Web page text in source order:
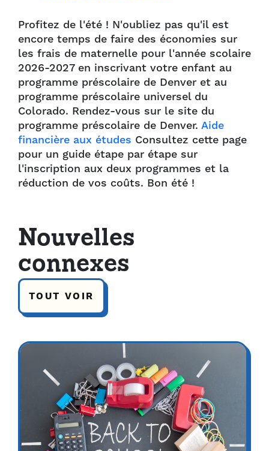
Profitez de l'été ! N'oubliez pas qu'il est
encore temps de faire des économies sur
les frais de maternelle pour l'année scolaire
2026-2027 en inscrivant votre enfant au
programme préscolaire de Denver et au
programme préscolaire universel du
Colorado. Rendez-vous sur le site du
programme préscolaire de Denver. Aide
financière aux études Consultez cette page
pour un guide étape par étape sur
l'inscription aux deux programmes et la
réduction de vos coûts. Bon été !
Nouvelles
connexes
TOUT VOIR